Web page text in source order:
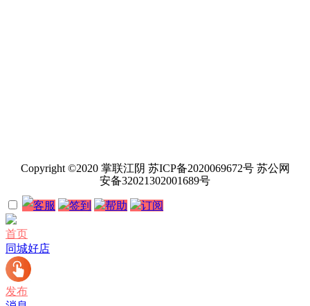
Copyright ©2020 掌联江阴 苏ICP备2020069672号 苏公网
安备32021302001689号
客服 签到 帮助 订阅
首页
同城好店
发布